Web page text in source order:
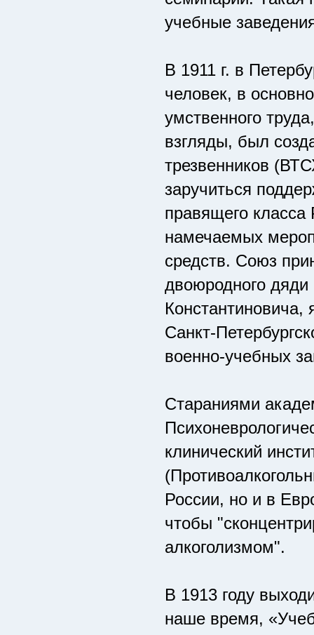
учебные
В 1911 г. в
человек, в
умственного
взгляды, был
трезвенников
заручиться
правящего класса
намечаемых
средств. Союз
двоюродного дяди
Константиновича,
Санкт-
военно-учебных
Стараниями
клинический
России, но и в
чтобы
алкоголизмом".
В 1913 году
наше время,